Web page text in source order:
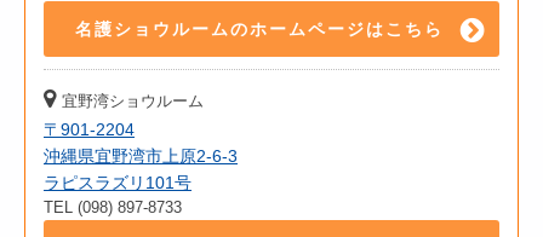
名護ショウルームのホームページはこちら
宜野湾ショウルーム
〒901-2204
沖縄県宜野湾市上原2-6-3
ラピスラズリ101号
TEL (098) 897-8733